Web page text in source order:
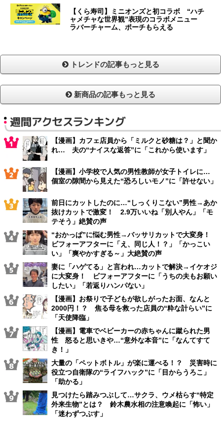
【くら寿司】ミニオンズと初コラボ “ハチ
ャメチャな世界観”表現のコラボメニュー
ラバーチャーム、ポーチもらえる
トレンドの記事もっと見る
新商品の記事もっと見る
週間アクセスランキング
【漫画】カフェ店員から「ミルクと砂糖は？」と聞か
れ… 夫の“ナイスな返答”に「これから使います」
【漫画】小学校で人気の男性教師が女子トイレに…
個室の隙間から見えた“恐ろしいモノ”に「許せない」
前日にカットしたのに…“しっくりこない”男性→あか
抜けカットで激変！ 2.9万いいね「別人やん」「モ
テそう」絶賛の声
“おかっぱ”に悩む男性→バッサリカットで大変身！
ビフォーアフターに「え、同じ人！？」「かっこい
い」「爽やかすぎる～」大絶賛の声
妻に「ハゲてる」と言われ…カットで解決→イケオジ
に大変身！ ビフォーアフターに「うちの夫もお願い
したい」「若返りハンパない」
【漫画】お祭りで子どもが欲しがったお面、なんと
2000円！？ 焦る母を救った店員の“粋な計らい”に
「天使降臨」
【漫画】電車でベビーカーの赤ちゃんに蹴られた男
性 怒ると思いきや…“意外な本音”に「なんてすて
き！」
大量の「ペットボトル」が楽に運べる！？ 災害時に
役立つ自衛隊の“ライフハック”に「目からうろこ」
「助かる」
見つけたら踏みつぶして…サクラ、ウメ枯らす“特定
外来生物”とは？ 鈴木農水相の注意喚起に「怖い」
「迷わずつぶす」